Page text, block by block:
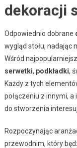
dekoracji
Odpowiednio dobrane
wygląd stołu, nadając
Wśród
serwetki, podkładki,
Każdy z tych
połączeniu z innymi,
do stworzenia
Rozpoczynając
przewodnim, który